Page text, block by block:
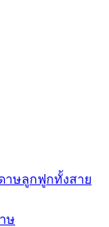
าษลูกฟูกทั้งสาย
ษ